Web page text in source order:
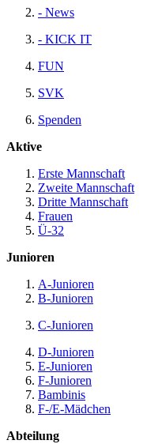
- News
- KICK IT
FUN
SVK
Spenden
Aktive
Erste​ Mannschaft
Zweite​ Mannschaft
Dritte​ Mannschaft
Frauen
Ü-32
Junioren
A-Junioren
B-Junioren
C-Junioren
D-Junioren
E-Junioren
F-Junioren
Bambinis
F-/E-Mädchen
Abteilung